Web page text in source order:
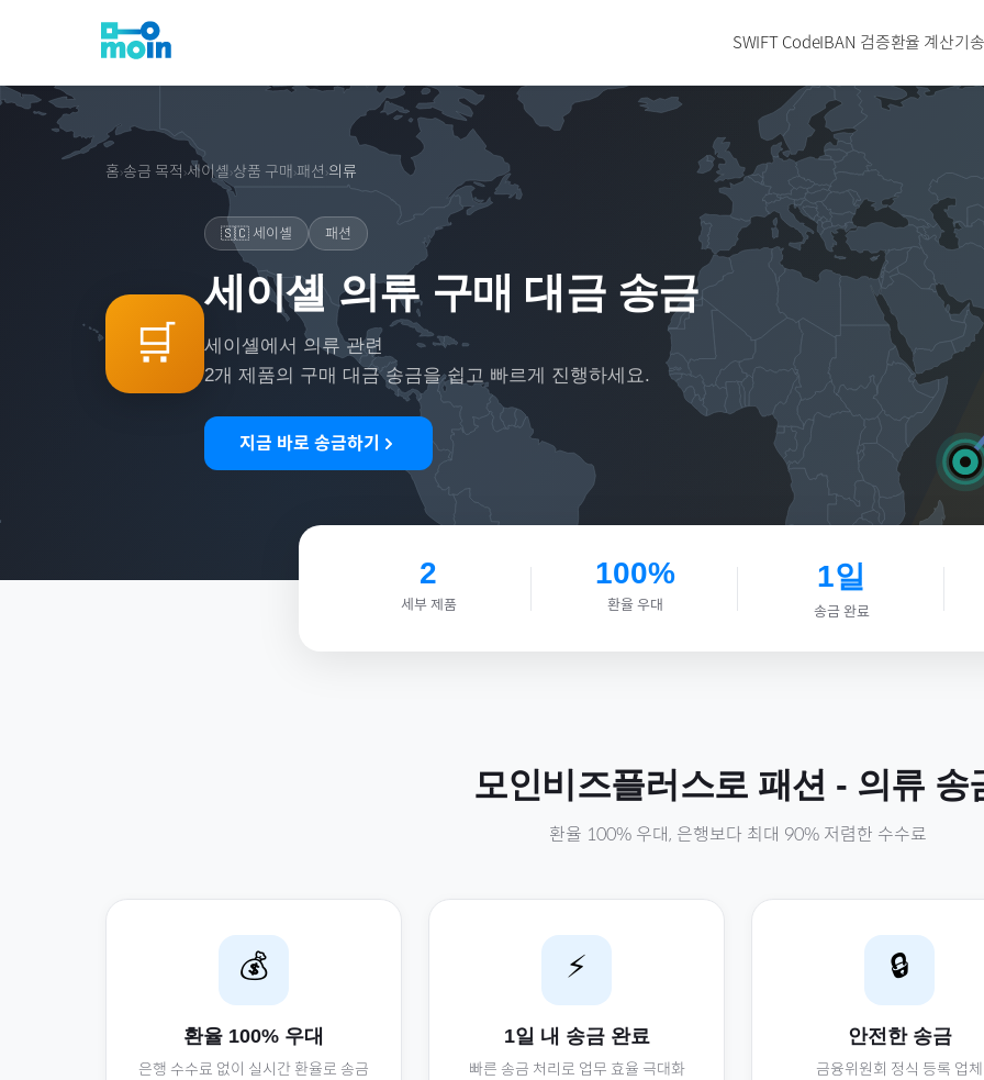
SWIFT CodeIBAN 검증환율 계산기
홈›송금 목적 ›세이셸›상품 구매 ›패션 ›의류
🛒
🇸🇨 세이셸 패션
세이셸 의류 구매 대금 송금
세이셸에서 의류 관련
2개 제품의 구매 대금 송금을 쉽고 빠르게 진행하세요.
지금 바로 송금하기
2
세부 제품
100%
환율 우대
1일
송금 완료
모인비즈플러스로 패션 - 의류 송
환율 100% 우대, 은행보다 최대 90% 저렴한 수수료
💰
환율 100% 우대
은행 수수료 없이 실시간 환율로 송금
⚡
1일 내 송금 완료
빠른 송금 처리로 업무 효율 극대화
🔒
안전한 송금
금융위원회 정식 등록 업체